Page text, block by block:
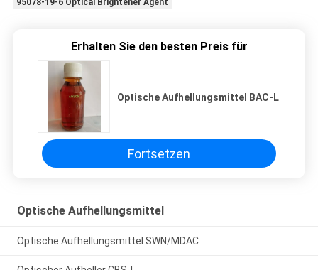
95078-19-6 Optical Brightener Agent
Erhalten Sie den besten Preis für
Optische Aufhellungsmittel BAC-L
Fortsetzen
Optische Aufhellungsmittel
Optische Aufhellungsmittel SWN/MDAC